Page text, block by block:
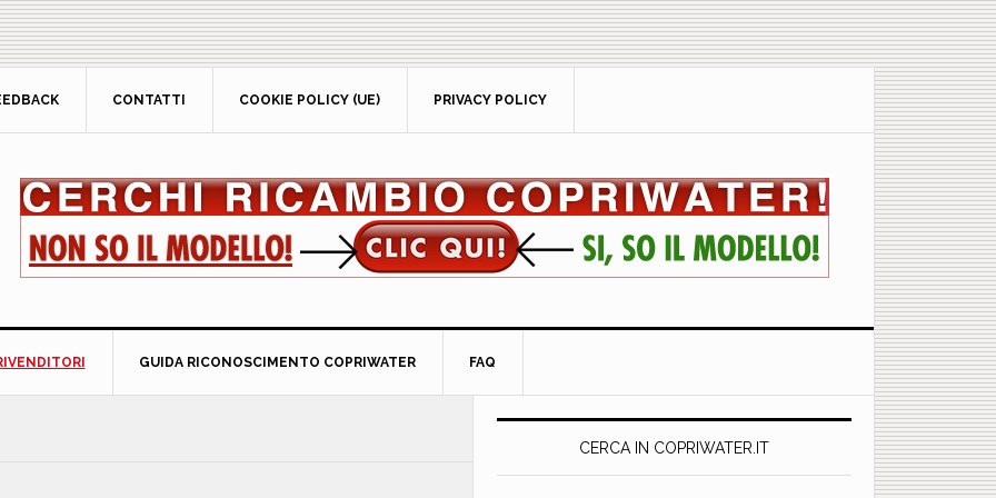
CONTATTI COOKIE POLICY (UE) PRIVACY POLICY
GUIDA RICONOSCIMENTO COPRIWATER FAQ
Primary
SidebarCERCA IN COPRIWATER.IT